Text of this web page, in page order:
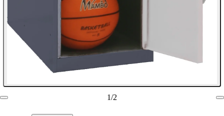
1/2